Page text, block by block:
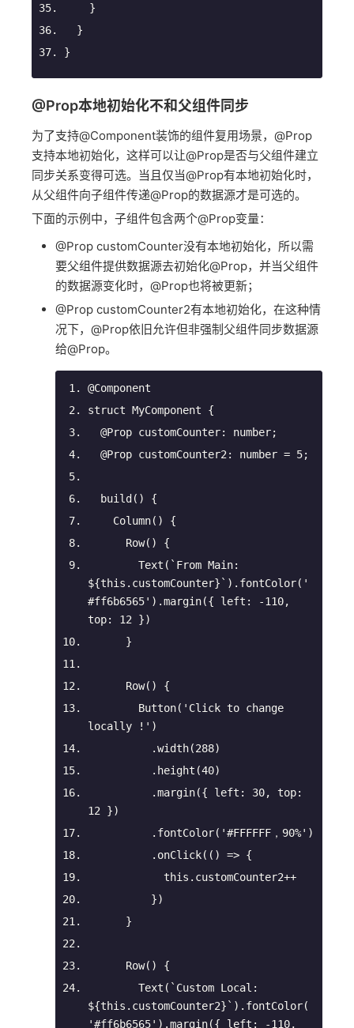
    }
  }
}
@Prop本地初始化不和父组件同步
为了支持@Component装饰的组件复用场景，@Prop
支持本地初始化，这样可以让@Prop是否与父组件建立
同步关系变得可选。当且仅当@Prop有本地初始化时，
从父组件向子组件传递@Prop的数据源才是可选的。
下面的示例中，子组件包含两个@Prop变量：
@Prop customCounter没有本地初始化，所以需
要父组件提供数据源去初始化@Prop，并当父组件
的数据源变化时，@Prop也将被更新；
@Prop customCounter2有本地初始化，在这种情
况下，@Prop依旧允许但非强制父组件同步数据源
给@Prop。
@Component
struct MyComponent {
@Prop customCounter: number;
@Prop customCounter2: number = 5;
build ( )
{
Column( )
{
Row( )
{
        Text(
${this .customCounter} ` ).fontColor( '
#ff6b6565' ).margin({ left : -110
top: 12 })
      }
Row( )
{
        Button(
'Click to change
locally !' )
          .width(
288)
          .height(
40)
          .margin({
left : 30, top
12 })
          .fontColor(
'#FFFFFF，90%' )
          .onClick(
() => {
this .customCounter2++
          })
      }
Row( )
{
        Text(
${this .customCounter2} ` ).fontColor(
'#ff6b6565' ).margin({ left : -110